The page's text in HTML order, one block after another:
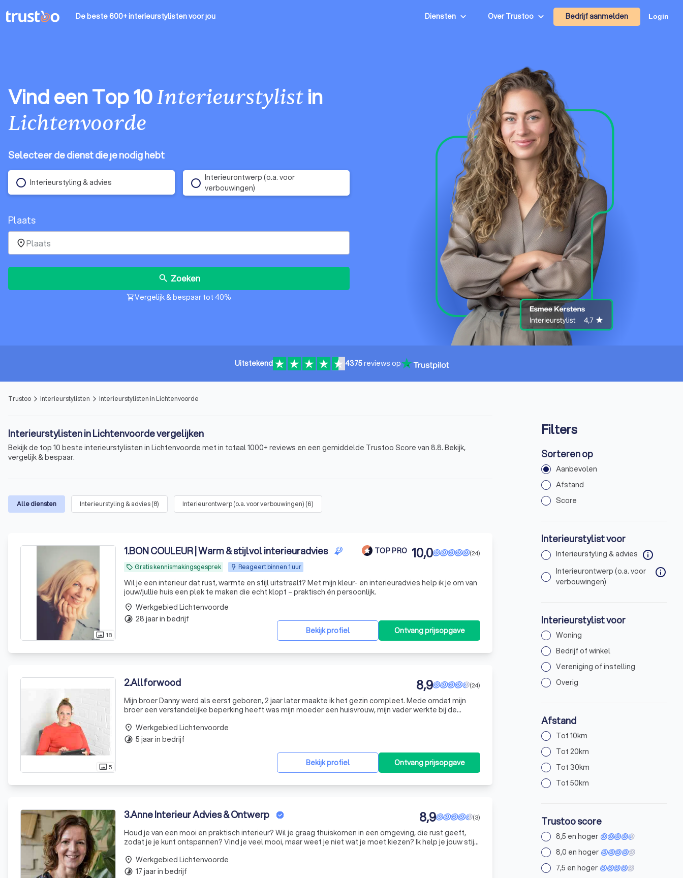
De beste 600+ interieurstylistenvoor jou Diensten Over Trustoo Bedrijf aanmelden Login
Vind een Top 10Interieurstylistin
Lichtenvoorde
Selecteer de dienst die je nodig hebt
Interieurstyling & advies
Interieurontwerp (o.a. voor
verbouwingen)
Plaats
place
search Zoeken
shopping_cartVergelijk & bespaar tot 40%
Uitstekend 4375reviews op
Trustoo arrow_forward_ios Interieurstylisten arrow_forward_ios Interieurstylisten in Lichtenvoorde
Interieurstylisten in Lichtenvoorde vergelijken
Bekijk de top 10 beste interieurstylisten in Lichtenvoorde met in totaal 1000+ reviews en een gemiddelde Trustoo Score van 8.8. Bekijk,
vergelijk & bespaar.
Alle diensten Interieurstyling & advies(8) Interieurontwerp (o.a. voor verbouwingen) (6)
photo_size_select_actual 18
1.BON COULEUR | Warm & stijlvol interieuradvies TOP PRO
local_offer Gratis kennismakingsgesprek Reageert binnen 1 uur
(24)
10,0
Wil je een interieur dat rust, warmte en stijl uitstraalt? Met mijn kleur- en interieuradvies help ik je om van
jouw/jullie huis een plek te maken die echt klopt – praktisch én persoonlijk.
Bekijk profiel Ontvang prijsopgave
place Werkgebied Lichtenvoorde
timelapse 28 jaar in bedrijf
photo_size_select_actual5
2.Allforwood (24)
8,9
Mijn broer Danny werd als eerst geboren, 2 jaar later maakte ik het gezin compleet. Mede omdat mijn
broer een verstandelijke beperking heeft was mijn moeder een huisvrouw, mijn vader werkte bij de
woning a
Bekijk profiel Ontvang prijsopgave
place Werkgebied Lichtenvoorde
timelapse 5 jaar in bedrijf
3.Anne Interieur Advies & Ontwerp (3)
8,9
Houd je van een mooi en praktisch interieur? Wil je graag thuiskomen in een omgeving, die rust geeft,
zodat je je kunt ontspannen? Vind je veel mooi, maar weet je niet wat je moet kiezen? Ik help je jouw stijl
place Werkgebied Lichtenvoorde
timelapse 17 jaar in bedrijf
Filters
Sorteren op
Aanbevolen
Afstand
Score
Interieurstylist voor
Interieurstyling & advies info
Interieurontwerp (o.a. voor
verbouwingen)
info
Interieurstylist voor
Woning
Bedrijf of winkel
Vereniging of instelling
Overig
Afstand
Tot 10km
Tot 20km
Tot 30km
Tot 50km
Trustoo score
8,5 en hoger
8,0 en hoger
7,5 en hoger